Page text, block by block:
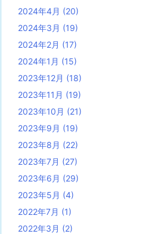
2024年4月 (20)
2024年3月 (19)
2024年2月 (17)
2024年1月 (15)
2023年12月 (18)
2023年11月 (19)
2023年10月 (21)
2023年9月 (19)
2023年8月 (22)
2023年7月 (27)
2023年6月 (29)
2023年5月 (4)
2022年7月 (1)
2022年3月 (2)